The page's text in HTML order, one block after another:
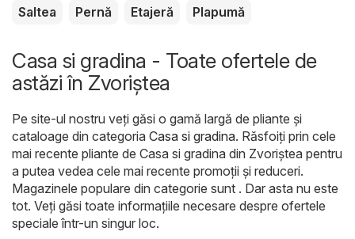
Saltea
Pernă Etajeră Plapumă
Casa si gradina - Toate ofertele de
astăzi în Zvoriştea
Pe site-ul nostru veți găsi o gamă largă de pliante și
cataloage din categoria Casa si gradina. Răsfoiți prin cele
mai recente pliante de Casa si gradina din Zvoriştea pentru
a putea vedea cele mai recente promoții și reduceri.
Magazinele populare din categorie sunt . Dar asta nu este
tot. Veți găsi toate informațiile necesare despre ofertele
speciale într-un singur loc.